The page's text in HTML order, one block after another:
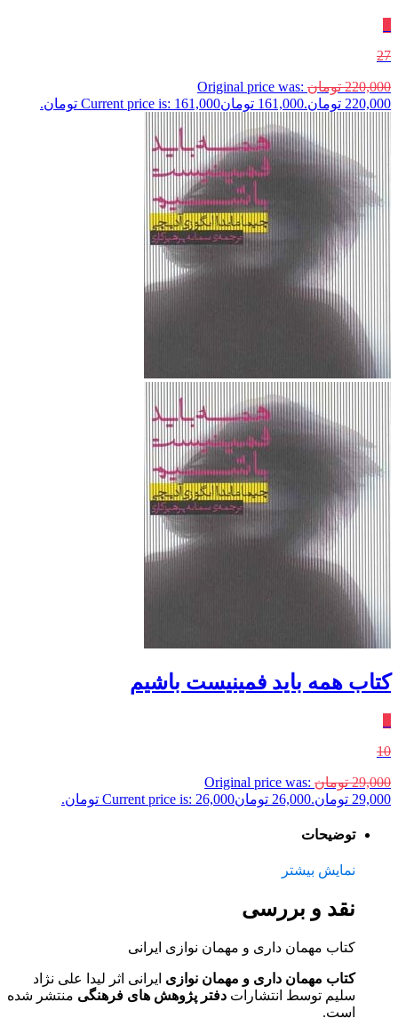
27
220,000 تومان Original price was:
220,000 تومان.
161,000 تومانCurrent price is: 161,000 تومان.
کتاب همه باید فمینیست باشیم
10
29,000 تومان Original price was:
29,000 تومان.
26,000 تومانCurrent price is: 26,000 تومان.
توضیحات
نمایش بیشتر
نقد و بررسی
کتاب مهمان داری و مهمان نوازی ایرانی
کتاب مهمان داری و مهمان نوازی ایرانی اثر لیدا علی نژاد
سلیم توسط انتشارات دفتر پژوهش های فرهنگی منتشر شده
است.